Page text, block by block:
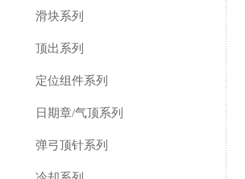
滑块系列
顶出系列
定位组件系列
日期章/气顶系列
弹弓顶针系列